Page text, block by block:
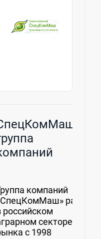
является...
компаний
российском
секторе
с 1998